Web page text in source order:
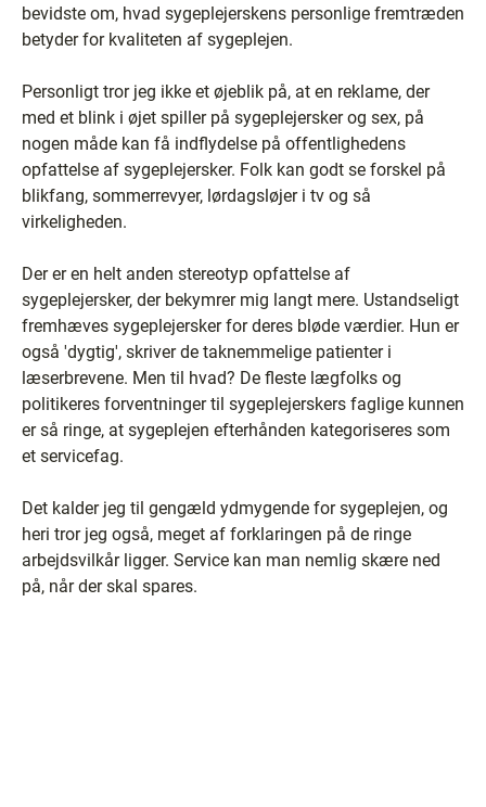
bevidste om, hvad sygeplejerskens personlige fremtræden
betyder for kvaliteten af sygeplejen.
Personligt tror jeg ikke et øjeblik på, at en reklame, der
med et blink i øjet spiller på sygeplejersker og sex, på
nogen måde kan få indflydelse på offentlighedens
opfattelse af sygeplejersker. Folk kan godt se forskel på
blikfang, sommerrevyer, lørdagsløjer i tv og så
virkeligheden.
Der er en helt anden stereotyp opfattelse af
sygeplejersker, der bekymrer mig langt mere. Ustandseligt
fremhæves sygeplejersker for deres bløde værdier. Hun er
også 'dygtig', skriver de taknemmelige patienter i
læserbrevene. Men til hvad? De fleste lægfolks og
politikeres forventninger til sygeplejerskers faglige kunnen
er så ringe, at sygeplejen efterhånden kategoriseres som
et servicefag.
Det kalder jeg til gengæld ydmygende for sygeplejen, og
heri tror jeg også, meget af forklaringen på de ringe
arbejdsvilkår ligger. Service kan man nemlig skære ned
på, når der skal spares.